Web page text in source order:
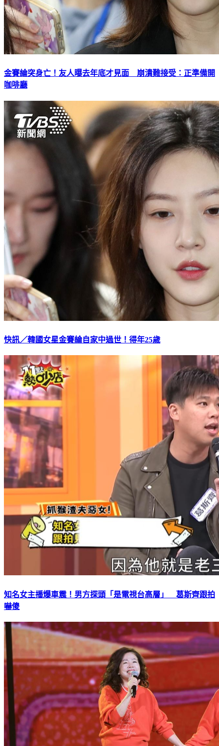
金賽綸突身亡！友人曝去年底才見面 崩潰難接受：正準備開
咖啡廳
快訊／韓國女星金賽綸自家中過世！得年25歲
知名女主播爆車震！男方探頭「是電視台高層」 葛斯齊跟拍
嚇傻